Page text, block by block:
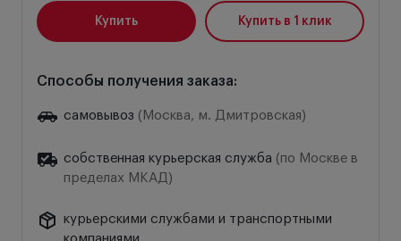
Купить Купить в 1 клик
Способы получения заказа:
самовывоз (Москва, м. Дмитровская)
собственная курьерская служба (по Москве в
пределах МКАД)
курьерскими службами и транспортными